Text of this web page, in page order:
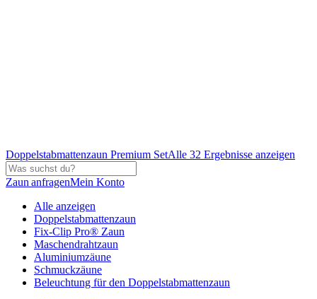
Doppelstabmattenzaun Premium SetAlle 32 Ergebnisse anzeigen
Zaun anfragenMein Konto
Alle anzeigen
Doppelstabmattenzaun
Fix-Clip Pro® Zaun
Maschendrahtzaun
Aluminiumzäune
Schmuckzäune
Beleuchtung für den Doppelstabmattenzaun